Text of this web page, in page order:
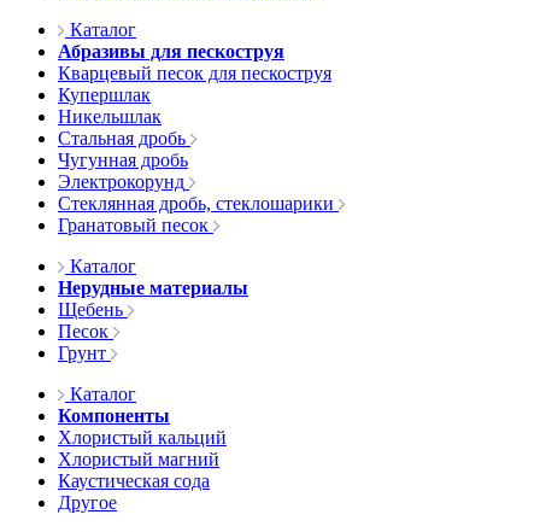
Каталог
Абразивы для пескоструя
Кварцевый песок для пескоструя
Купершлак
Никельшлак
Стальная дробь
Чугунная дробь
Электрокорунд
Стеклянная дробь, стеклошарики
Гранатовый песок
Каталог
Нерудные материалы
Щебень
Песок
Грунт
Каталог
Компоненты
Хлористый кальций
Хлористый магний
Каустическая сода
Другое